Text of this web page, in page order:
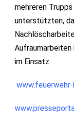
mehreren
unterstützten,
Aufräumarbeiten
im Einsatz.
www.feuerwehr-